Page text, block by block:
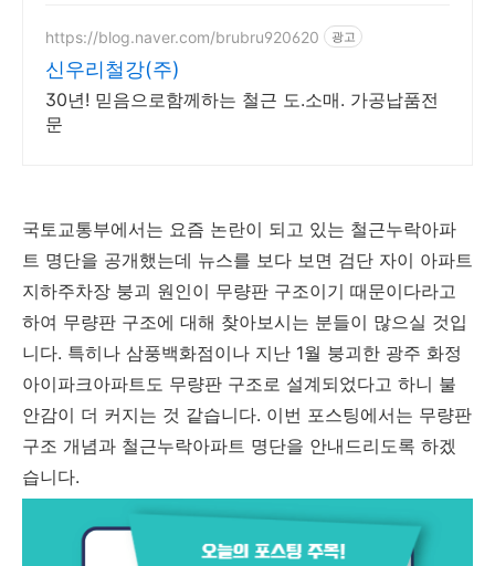
https://blog.naver.com/brubru920620 광고
신우리철강(주)
30년! 믿음으로함께하는 철근 도.소매. 가공납품전
문
국토교통부에서는 요즘 논란이 되고 있는 철근누락아파
트 명단을 공개했는데 뉴스를 보다 보면 검단 자이 아파트
지하주차장 붕괴 원인이 무량판 구조이기 때문이다라고
하여 무량판 구조에 대해 찾아보시는 분들이 많으실 것입
니다. 특히나 삼풍백화점이나 지난 1월 붕괴한 광주 화정
아이파크아파트도 무량판 구조로 설계되었다고 하니 불
안감이 더 커지는 것 같습니다. 이번 포스팅에서는 무량판
구조 개념과 철근누락아파트 명단을 안내드리도록 하겠
습니다.